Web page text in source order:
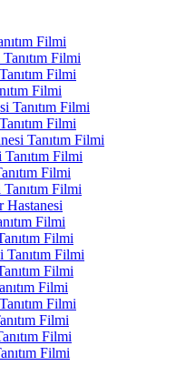
Filmi
Filmi
Filmi
Filmi
Tanıtım Filmi
Filmi
Tanıtım Filmi
Filmi
Filmi
Filmi
Hastanesi
Filmi
Filmi
Tanıtım Filmi
Filmi
Filmi
Filmi
Filmi
Filmi
Filmi